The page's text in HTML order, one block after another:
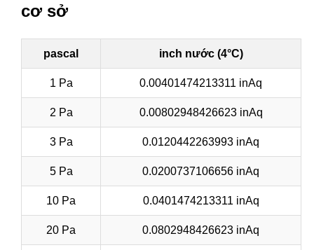
cơ sở
pascal inch nước (4°C)
1 Pa 0.00401474213311 inAq
2 Pa 0.00802948426623 inAq
3 Pa 0.0120442263993 inAq
5 Pa 0.0200737106656 inAq
10 Pa 0.0401474213311 inAq
20 Pa 0.0802948426623 inAq